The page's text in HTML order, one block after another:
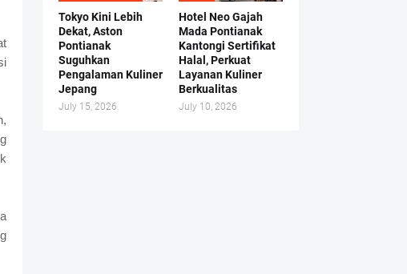
Tokyo Kini Lebih
Dekat, Aston
Pontianak
Suguhkan
Pengalaman Kuliner
Jepang
July 15, 2026
Hotel Neo Gajah
Mada Pontianak
Kantongi Sertifikat
Halal, Perkuat
Layanan Kuliner
Berkualitas
July 10, 2026